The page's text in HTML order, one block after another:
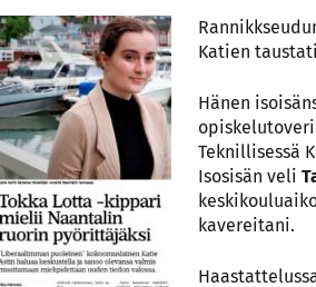
Katien
Hänen
Teknillisessä
Isosisän veli
kavereitani.